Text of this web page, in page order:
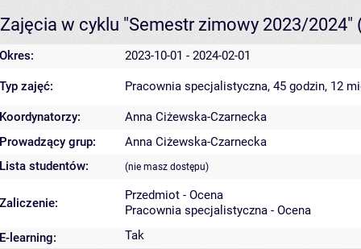
Zajęcia w cyklu "Semestr zimowy 2023/2024"
Okres: 2023-10-01 - 2024-02-01
Typ zajęć: Pracownia specjalistyczna, 45 godzin, 12
Koordynatorzy:
Anna Ciżewska-Czarnecka
Prowadzący grup:
Anna Ciżewska-Czarnecka
Lista studentów:
(nie masz dostępu)
Zaliczenie:
Przedmiot - Ocena
Pracownia specjalistyczna - Ocena
E-learning:
Tak